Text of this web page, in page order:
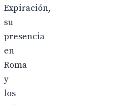
Expiración,
su
presencia
en
Roma
y
los